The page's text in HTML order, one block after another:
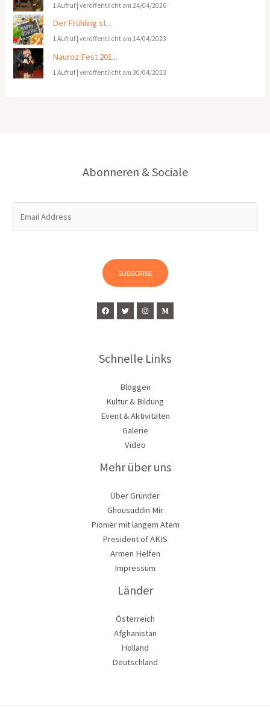
1 Aufruf|veröffentlicht am 24/04/2026
Der Frühling st...
1 Aufruf|veröffentlicht am 14/04/2023
Nauroz Fest 201...
1 Aufruf|veröffentlicht am 30/04/2023
Abonneren & Sociale
SUBSCRIBE
Schnelle Links
Bloggen
Kultur & Bildung
Event & Aktivitäten
Galerie
Video
Mehr über uns
Über Gründer
Ghousuddin Mir
Pionier mit langem Atem
President of AKIS
Armen Helfen
Impressum
Länder
Österreich
Afghanistan
Holland
Deutschland